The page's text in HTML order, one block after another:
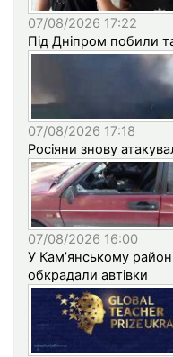
07/08/2026 17:22
Під Дніпром побили
07/08/2026 17:18
Росіяни знову
07/08/2026 16:00
У Кам’янському
обкрадали автівки